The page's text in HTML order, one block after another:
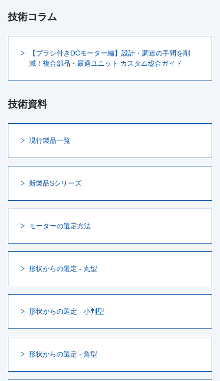
技術コラム
【ブラシ付きDCモーター編】設計・調達の手間を削
減！複合部品・最適ユニット カスタム総合ガイド
技術資料
現行製品一覧
新製品Sシリーズ
モーターの選定方法
形状からの選定 - 丸型
形状からの選定 - 小判型
形状からの選定 - 角型